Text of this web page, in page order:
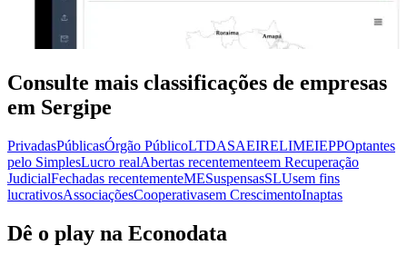
Consulte mais classificações de empresas
em Sergipe
PrivadasPúblicasÓrgão PúblicoLTDASAEIRELIMEIEPPOptantes
pelo SimplesLucro realAbertas recentementeem Recuperação
JudicialFechadas recentementeMESuspensasSLUsem fins
lucrativosAssociaçõesCooperativasem CrescimentoInaptas
Dê o play na Econodata